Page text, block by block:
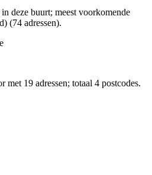
deze buurt; meest voorkomende
(74 adressen).
19 adressen; totaal 4 postcodes.